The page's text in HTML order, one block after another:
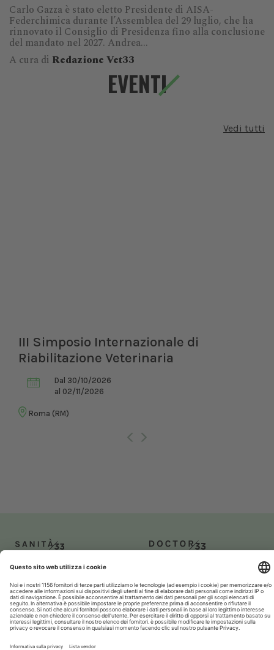
Carlo Gazza è stato eletto Presidente di AISA-
Federchimica durante l’Assemblea del 29 luglio, che ha
rinnovato il Consiglio di Presidenza fino alla conclusione
del mandato nel 2027. Andrea...
A cura di Redazione Vet33
EVENTI
Vedi tutti
III Simposio Internazionale di
Riabilitazione Veterinaria
Dal 30/10/2026
al 02/11/2026
Roma (RM)